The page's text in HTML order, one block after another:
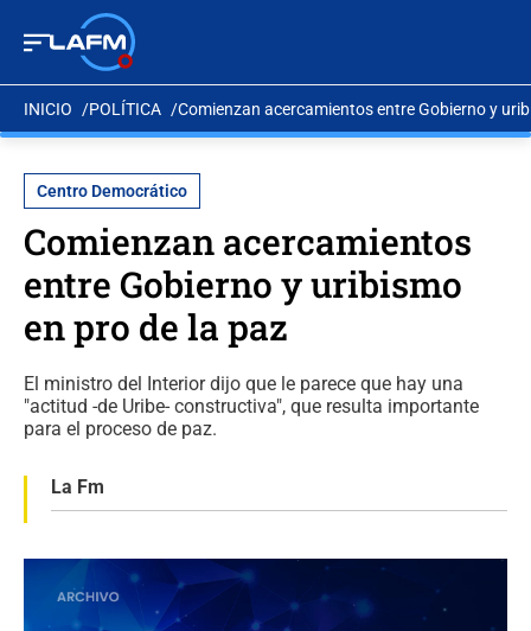
INICIO POLÍTICA Comienzan acercamientos entre Gobierno y
Centro Democrático
Comienzan acercamientos
entre Gobierno y uribismo
en pro de la paz
El ministro del Interior dijo que le parece que hay una
"actitud -de Uribe- constructiva", que resulta importante
para el proceso de paz.
La Fm